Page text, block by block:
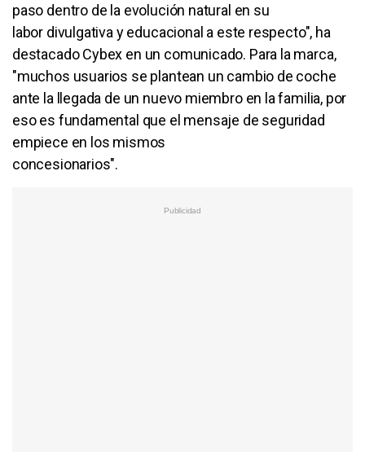
paso dentro de la evolución natural en su
labor divulgativa y educacional a este respecto", ha
destacado Cybex en un comunicado. Para la marca,
"muchos usuarios se plantean un cambio de coche
ante la llegada de un nuevo miembro en la familia, por
eso es fundamental que el mensaje de seguridad
empiece en los mismos
concesionarios".